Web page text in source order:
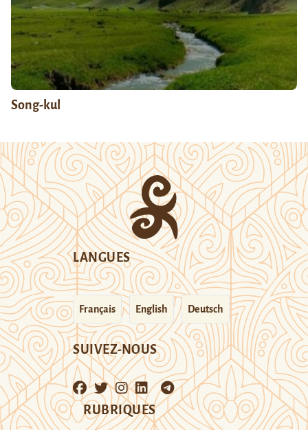
Song-kul
LANGUES
Français English Deutsch
SUIVEZ-NOUS
RUBRIQUES